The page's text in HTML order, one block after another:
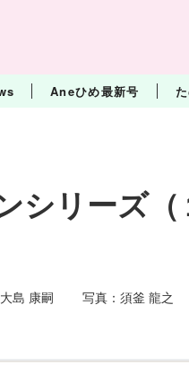
Aneひめ最新号
シリーズ
島 康嗣 写真：須釜 龍之